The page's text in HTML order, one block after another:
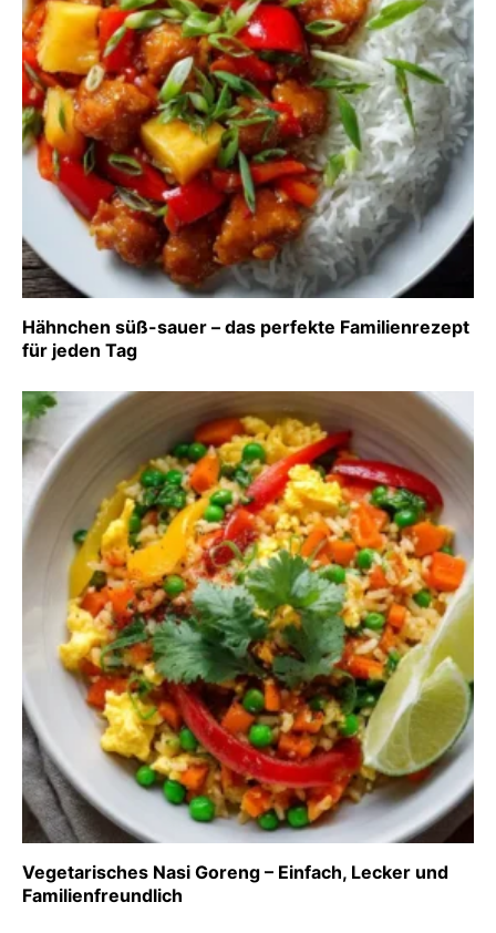
Hähnchen süß-sauer – das perfekte Familienrezept
für jeden Tag
Vegetarisches Nasi Goreng – Einfach, Lecker und
Familienfreundlich